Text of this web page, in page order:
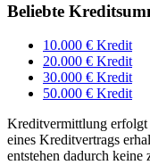
Beliebte
10.000 € Kredit
20.000 € Kredit
30.000 € Kredit
50.000 € Kredit
Kreditvermittlung erfolgt
eines Kreditvertrags
entstehen dadurch keine